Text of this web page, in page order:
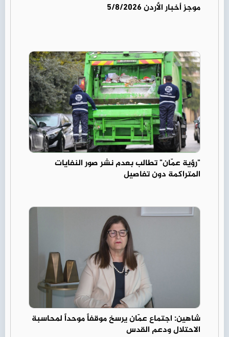
موجز أخبار الأردن 5/8/2026
"رؤية عمّان" تطالب بعدم نشر صور النفايات
المتراكمة دون تفاصيل
شاهين: اجتماع عمّان يرسخ موقفاً موحداً لمحاسبة
الاحتلال ودعم القدس